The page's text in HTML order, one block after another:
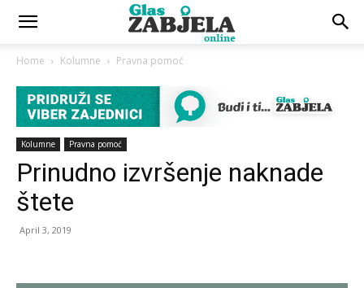
Home Kolumne Pravna pomoć
Kolumne Pravna pomoć
Prinudno izvršenje naknade
štete
April 3, 2019